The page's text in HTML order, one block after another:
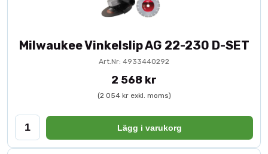
Milwaukee Vinkelslip AG 22-230 D-SET
Art.Nr: 4933440292
2 568 kr
(2 054 kr exkl. moms)
Lägg i varukorg